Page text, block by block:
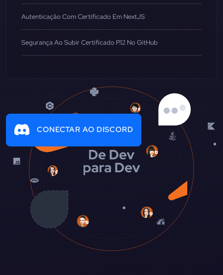
Autenticação Com Certificado Em NextJS
Segurança Ao Subir Certificado P.12 No GitHub
CONECTAR AO DISCORD